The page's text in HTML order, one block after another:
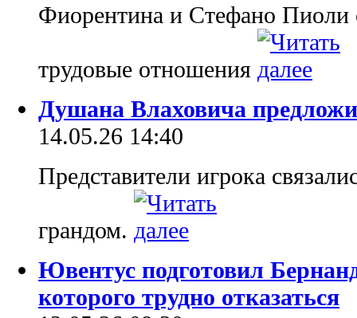
Фиорентина и Стефано Пиоли
трудовые отношения
Душана Влаховича
14.05.26 14:40
Представители игрока
гpaндом.
Ювентус подготовил
которого трудно отказаться